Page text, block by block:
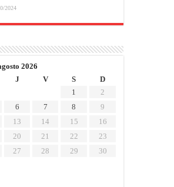
2024
2026
J V S
D
1
2
6 7 8
9
13 14 15
16
20 21 22
23
27 28 29
30